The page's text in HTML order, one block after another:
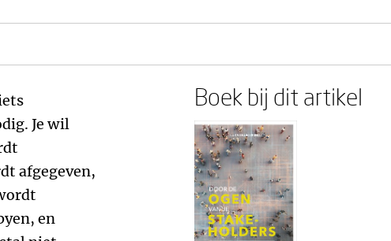
Je wil
afgegeven,
en
Boek bij dit artikel